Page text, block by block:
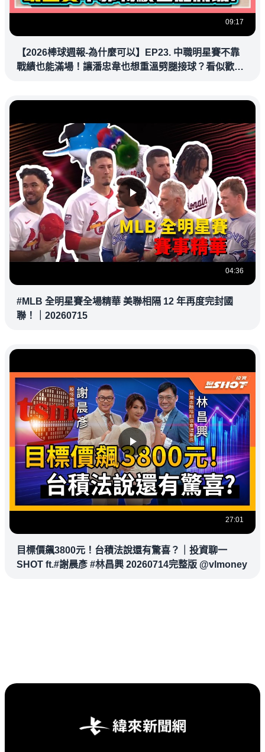
09:17
【2026棒球週報-為什麼可以】EP23. 中職明星賽不靠
戰績也能滿場！讓潘忠韋也想重溫劈腿接球？看似歡樂
04:36
#MLB 全明星賽全場精華 美聯相隔 12 年再度完封國
聯！｜20260715
27:01
目標價飆3800元！台積法說還有驚喜？｜投資聊一
SHOT ft.#謝晨彥 #林昌興 20260714完整版 @vlmoney